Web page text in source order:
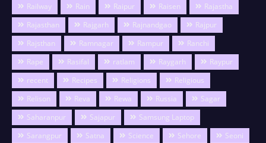
Railway
Rain Raipur Raisen
Rajastha
Rajasthan
Rajgarh Rajnandgao
Rajpur
Rajsthan
Ramnagar Rampur
Ranchi
Rape
Rasifal ratlam Raygarh
Raypur
recent
Recipes Religions
Religious
Relison
Reva Rewa Russia
Sagar
Saharanpur
Sajapur
Samsung Laptop
Sarangpur
Satna Science Sehore
Seoni